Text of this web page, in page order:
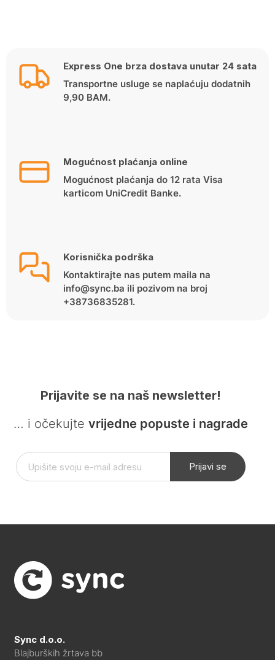
Express One brza dostava unutar 24 sata
Transportne usluge se naplaćuju dodatnih
9,90 BAM.
Mogućnost plaćanja online
Mogućnost plaćanja do 12 rata Visa
karticom UniCredit Banke.
Korisnička podrška
Kontaktirajte nas putem maila na
info@sync.ba ili pozivom na broj
+38736835281.
Prijavite se na naš newsletter!
… i očekujte vrijedne popuste i nagrade
Prijavi se
Sync d.o.o.
Blajburških žrtava bb